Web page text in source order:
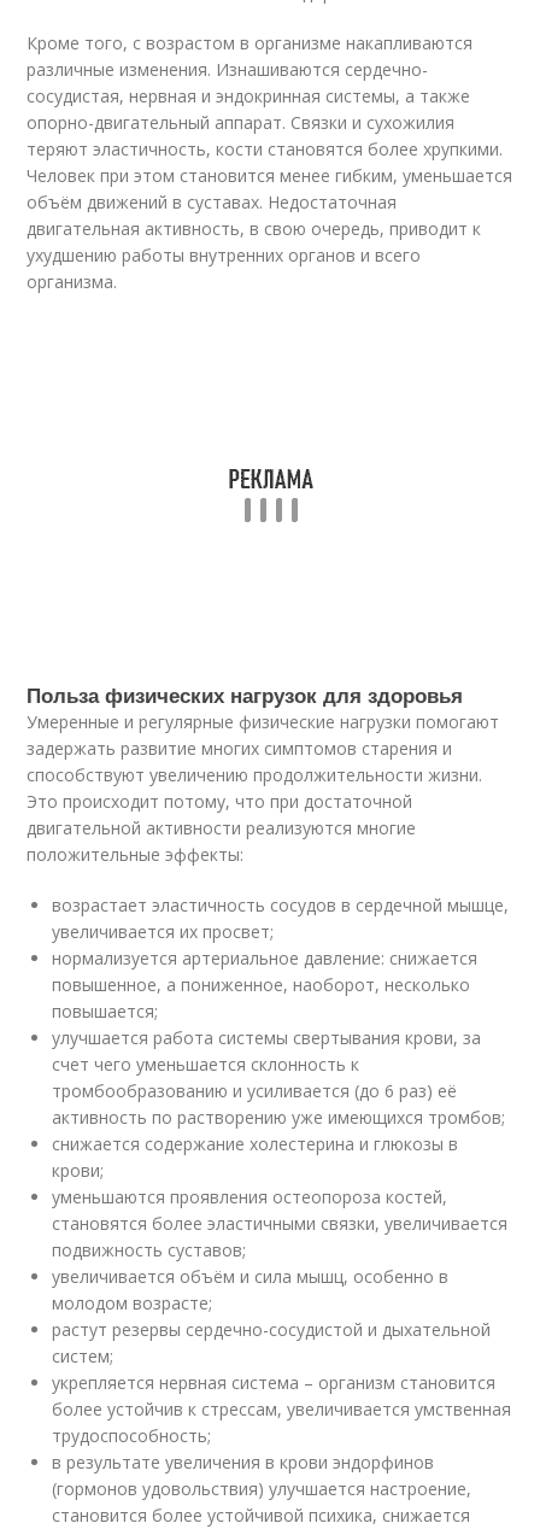
Кроме того, с возрастом в организме накапливаются
различные изменения. Изнашиваются сердечно-
сосудистая, нервная и эндокринная системы, а также
опорно-двигательный аппарат. Связки и сухожилия
теряют эластичность, кости становятся более хрупкими.
Человек при этом становится менее гибким, уменьшается
объём движений в суставах. Недостаточная
двигательная активность, в свою очередь, приводит к
ухудшению работы внутренних органов и всего
организма.
Польза физических нагрузок для здоровья
Умеренные и регулярные физические нагрузки помогают
задержать развитие многих симптомов старения и
способствуют увеличению продолжительности жизни.
Это происходит потому, что при достаточной
двигательной активности реализуются многие
положительные эффекты:
возрастает эластичность сосудов в сердечной мышце,
увеличивается их просвет;
нормализуется артериальное давление: снижается
повышенное, а пониженное, наоборот, несколько
повышается;
улучшается работа системы свертывания крови, за
счет чего уменьшается склонность к
тромбообразованию и усиливается (до 6 раз) её
активность по растворению уже имеющихся тромбов;
снижается содержание холестерина и глюкозы в
крови;
уменьшаются проявления остеопороза костей,
становятся более эластичными связки, увеличивается
подвижность суставов;
увеличивается объём и сила мышц, особенно в
молодом возрасте;
растут резервы сердечно-сосудистой и дыхательной
систем;
укрепляется нервная система – организм становится
более устойчив к стрессам, увеличивается умственная
трудоспособность;
в результате увеличения в крови эндорфинов
(гормонов удовольствия) улучшается настроение,
становится более устойчивой психика, снижается